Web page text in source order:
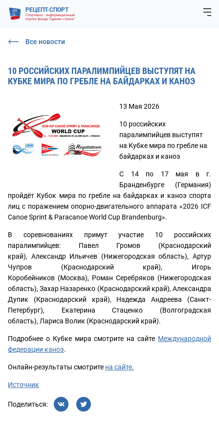
РЕЦЕПТ-СПОРТ
Спортивно - информационный
портал фонда "Единая страна"
Все новости
10 РОССИЙСКИХ ПАРАЛИМПИЙЦЕВ ВЫСТУПЯТ НА
КУБКЕ МИРА ПО ГРЕБЛЕ НА БАЙДАРКАХ И КАНОЭ
13 Мая 2026
10 российских
паралимпийцев выступят
на Кубке мира по гребле на
байдарках и каноэ
С 14 по 17 мая в г.
Бранденбурге (Германия)
пройдёт Кубок мира по гребле на байдарках и каноэ спорта
лиц с поражением опорно-двигательного аппарата «2026 ICF
Canoe Sprint & Paracanoe World Cup Brandenburg».
В соревнованиях примут участие 10 российских
паралимпийцев: Павел Громов (Краснодарский
край), Александр Ильичев (Нижегородская область), Артур
Чупров (Краснодарский край), Игорь
Коробейников (Москва), Роман Серебряков (Нижегородская
область), Захар Назаренко (Краснодарский край), Александра
Дупик (Краснодарский край), Надежда Андреева (Санкт-
Петербург), Екатерина Стаценко (Волгоградская
область), Лариса Волик (Краснодарский край).
Подробнее о Кубке мира смотрите на сайте Международной
федерации каноэ.
Онлайн-результаты смотрите на сайте.
Источник
Поделиться: